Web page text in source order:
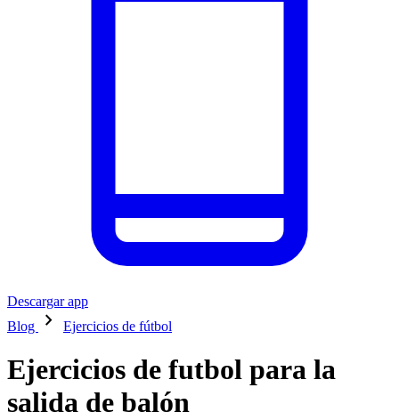
Descargar app
Blog
chevron_right Ejercicios de fútbol
Ejercicios de futbol para la
salida de balón